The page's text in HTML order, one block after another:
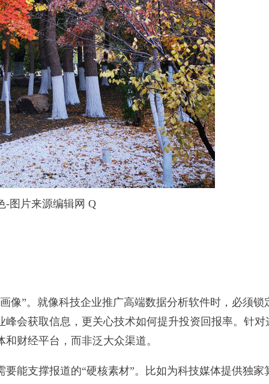
-图片来源编辑网 Q
”。就像科技企业推广高端数据分析软件时，必须锁
会获取信息，更关心技术如何提升投资回报率。针对
财经平台，而非泛大众渠道。
支撑报道的“硬核素材”。比如为科技媒体提供独家